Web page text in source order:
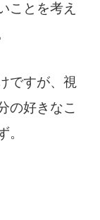
ことを考え
ですが、視
の好きなこ
。